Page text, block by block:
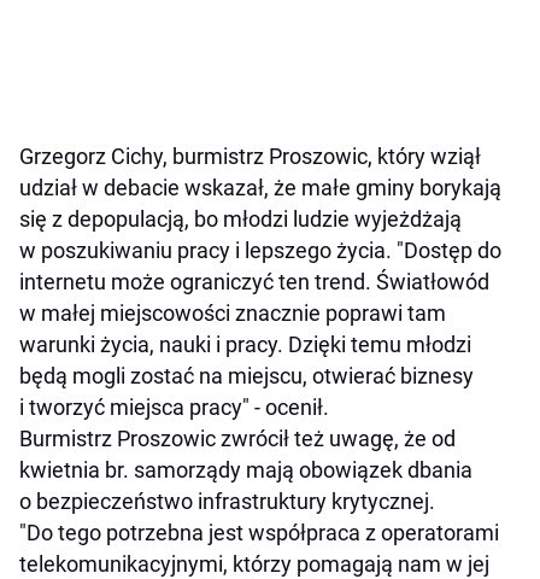
Grzegorz Cichy, burmistrz Proszowic, który wziął
udział w debacie wskazał, że małe gminy borykają
się z depopulacją, bo młodzi ludzie wyjeżdżają
w poszukiwaniu pracy i lepszego życia. "Dostęp do
internetu może ograniczyć ten trend. Światłowód
w małej miejscowości znacznie poprawi tam
warunki życia, nauki i pracy. Dzięki temu młodzi
będą mogli zostać na miejscu, otwierać biznesy
i tworzyć miejsca pracy" - ocenił.
Burmistrz Proszowic zwrócił też uwagę, że od
kwietnia br. samorządy mają obowiązek dbania
o bezpieczeństwo infrastruktury krytycznej.
"Do tego potrzebna jest współpraca z operatorami
telekomunikacyjnymi, którzy pomagają nam w jej